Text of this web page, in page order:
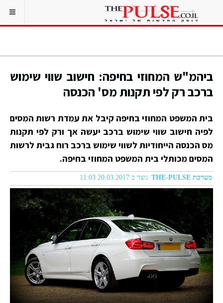
ביהמ"ש המחוזי בחיפה: חישוב שווי שימוש
ברכב רק לפי תקנות מס' הכנסה
בית המשפט המחוזי בחיפה קיבל את עמדת רשות המסים
לפיה חישוב שווי שימוש ברכב יעשה אך ורק לפי תקנות
מס הכנסה הייחודיות לשווי שימוש ברכב רוח גבית לרשות
המסים מכותלי בית המשפט המחוזי בחיפה.
מערכת THE-PULSE נוצר ב 20.03.2017 11:03